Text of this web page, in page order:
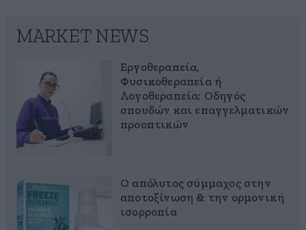
MARKET NEWS
Εργοθεραπεία,
Φυσικοθεραπεία ή
Λογοθεραπεία; Οδηγός
σπουδών και επαγγελματικών
προοπτικών
Ο απόλυτος σύμμαχος στην
αποτοξίνωση & την ορμονική
ισορροπία